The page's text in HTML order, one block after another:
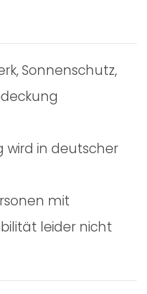
Sonnenschutz,
wird in deutscher
mit
leider nicht